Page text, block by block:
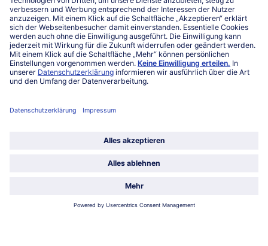
FAQ
Service
Unternehmen